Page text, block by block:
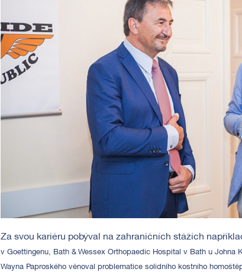
Za svou kariéru pobýval na zahraničních stážích
v Goettingenu, Bath & Wessex Orthopaedic Hospital v Bath u Johna
Wayna Paproského věnoval problematice solidního kostního